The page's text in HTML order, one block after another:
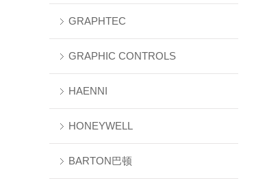
GRAPHTEC
GRAPHIC CONTROLS
HAENNI
HONEYWELL
BARTON巴顿